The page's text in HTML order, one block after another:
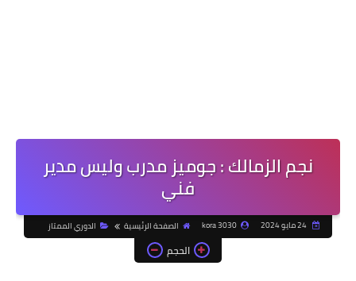
نجم الزمالك : جوميز مدرب وليس مدير
فني
24 مايو 2024 kora 3030 الصفحة الرئيسية الدوري الممتاز
الحجم